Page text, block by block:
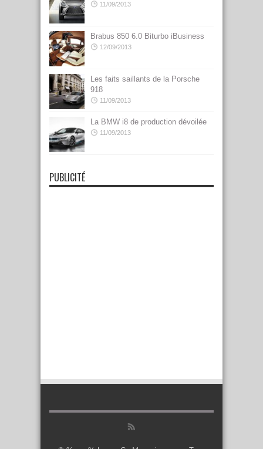
11/09/2013
Brabus 850 6.0 Biturbo iBusiness
12/09/2013
Les faits saillants de la Porsche
918
11/09/2013
La BMW i8 de production dévoilée
11/09/2013
PUBLICITÉ